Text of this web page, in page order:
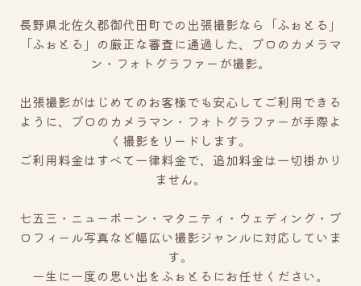
長野県北佐久郡御代田町での出張撮影なら「ふぉとる」
「ふぉとる」の厳正な審査に通過した、プロのカメラマ
ン・フォトグラファーが撮影。
出張撮影がはじめてのお客様でも安心してご利用できる
ように、プロのカメラマン・フォトグラファーが手際よ
く撮影をリードします。
ご利用料金はすべて一律料金で、追加料金は一切掛かり
ません。
七五三・ニューボーン・マタニティ・ウェディング・プ
ロフィール写真など幅広い撮影ジャンルに対応していま
す。
一生に一度の思い出をふぉとるにお任せください。